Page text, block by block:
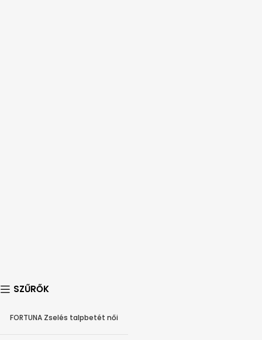
SZŰRŐK
FORTUNA Zselés talpbetét női